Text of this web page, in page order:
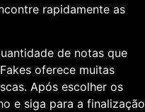
rapidamente as
de notas que
oferece muitas
Após escolher os
e siga para a finalização